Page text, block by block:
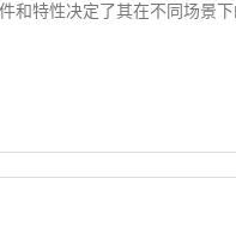
和特性决定了其在不同场景下